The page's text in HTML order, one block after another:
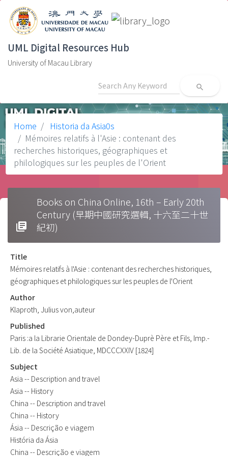
UML Digital Resources Hub
University of Macau Library
search
Home
Historia da Asia0s
Mémoires relatifs à l'Asie : contenant des
recherches historiques, géographiques et
philologiques sur les peuples de l'Orient
library_books
Books on China Online, 16th – Early 20th
Century (早期中國研究選輯, 十六至二十世
紀初)
Title
Mémoires relatifs à l'Asie : contenant des recherches historiques,
géographiques et philologiques sur les peuples de l'Orient
Author
Klaproth, Julius von,auteur
Published
Paris :a la Librarie Orientale de Dondey-Duprè Père et Fils, Imp.-
Lib. de la Société Asiatique, MDCCCXXIV [1824]
Subject
Asia -- Description and travel
Asia -- History
China -- Description and travel
China -- History
Ásia -- Descrição e viagem
História da Ásia
China -- Descrição e viagem